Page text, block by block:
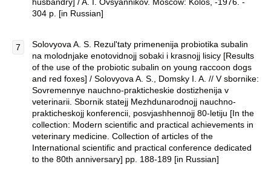
304 p. [in Russian]
Solovyova A. S. Rezul'taty primenenija probiotika subalin
na molodnjake enotovidnojj sobaki i krasnojj lisicy [Results
of the use of the probiotic subalin on young raccoon dogs
and red foxes] / Solovyova A. S., Domsky I. A. // V sbornike:
Sovremennye nauchno-prakticheskie dostizhenija v
veterinarii. Sbornik statejj Mezhdunarodnojj nauchno-
prakticheskojj konferencii, posvjashhennojj 80-letiju [In the
collection: Modern scientific and practical achievements in
veterinary medicine. Collection of articles of the
International scientific and practical conference dedicated
to the 80th anniversary] pp. 188-189 [in Russian]